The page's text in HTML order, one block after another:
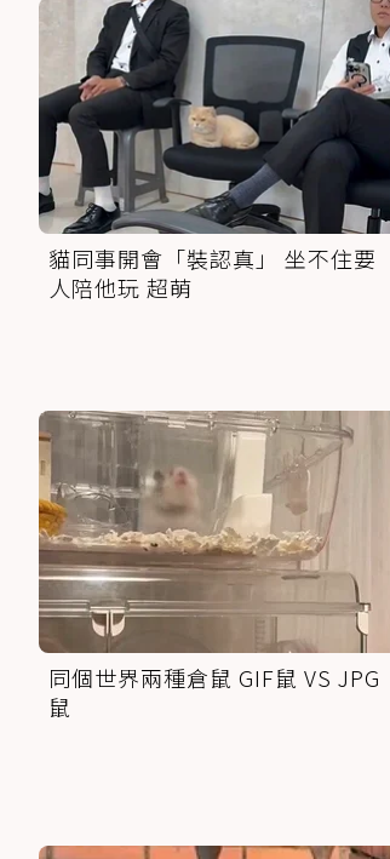
貓同事開會「裝認真」 坐不住要
人陪他玩 超萌
同個世界兩種倉鼠 GIF鼠 VS JPG
鼠